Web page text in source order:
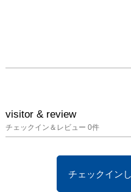
visitor & review
チェックイン＆レビュー 0件
チェックイン